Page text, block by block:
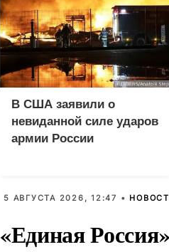
В США заявили о
невиданной силе ударов
армии России
5 АВГУСТА 2026, 12:47 •
«Единая